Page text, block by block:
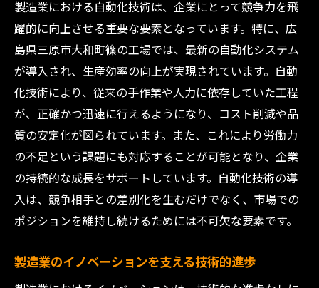
製造業における自動化技術は、企業にとって競争力を飛
躍的に向上させる重要な要素となっています。特に、広
島県三原市大和町篠の工場では、最新の自動化システム
が導入され、生産効率の向上が実現されています。自動
化技術により、従来の手作業や人力に依存していた工程
が、正確かつ迅速に行えるようになり、コスト削減や品
質の安定化が図られています。また、これにより労働力
の不足という課題にも対応することが可能となり、企業
の持続的な成長をサポートしています。自動化技術の導
入は、競争相手との差別化を生むだけでなく、市場での
ポジションを維持し続けるためには不可欠な要素です。
製造業のイノベーションを支える技術的進歩